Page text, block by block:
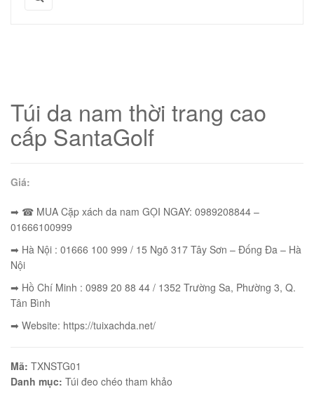
Túi da nam thời trang cao
cấp SantaGolf
Giá:
➡ ☎ MUA Cặp xách da nam GỌI NGAY: 0989208844 –
01666100999
➡ Hà Nội : 01666 100 999 / 15 Ngõ 317 Tây Sơn – Đống Đa – Hà
Nội
➡ Hồ Chí Minh : 0989 20 88 44 / 1352 Trường Sa, Phường 3, Q.
Tân Bình
➡ Website: https://tuixachda.net/
Mã: TXNSTG01
Danh mục: Túi đeo chéo tham khảo